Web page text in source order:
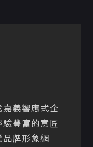
義響應式企
豐富的意匠
牌形象網